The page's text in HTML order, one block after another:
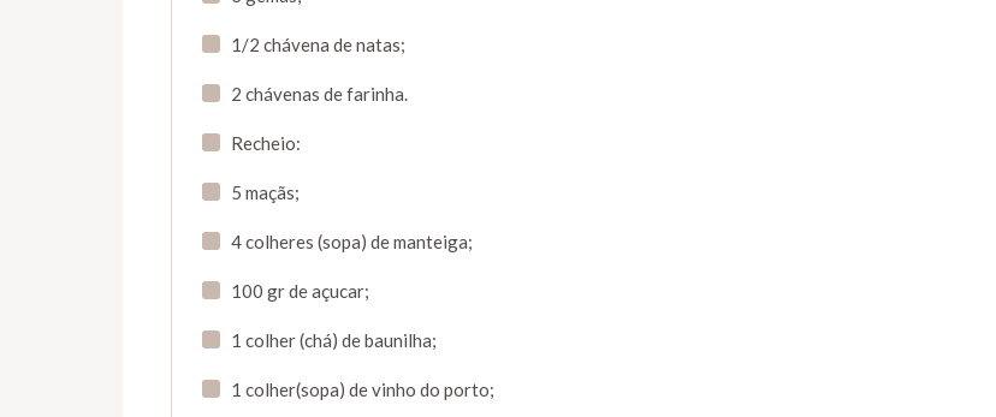
1/2 chávena de natas;
2 chávenas de farinha.
Recheio:
5 maçãs;
4 colheres (sopa) de manteiga;
100 gr de açucar;
1 colher (chá) de baunilha;
1 colher(sopa) de vinho do porto;